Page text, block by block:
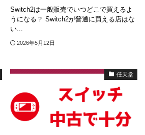
Switch2は一般販売でいつどこで買えるよ
うになる？ Switch2が普通に買える店はな
い...
2026年5月12日
任天堂